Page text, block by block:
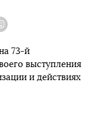
73-й
выступления
и действиях